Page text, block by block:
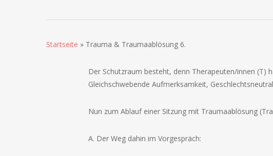
Startseite » Trauma & Traumaablösung 6.
Der Schutzraum besteht, denn Therapeuten/innen (T)
Gleichschwebende Aufmerksamkeit,
Nun zum Ablauf einer Sitzung mit Traumaablösung
A. Der Weg dahin im Vorgespräch: